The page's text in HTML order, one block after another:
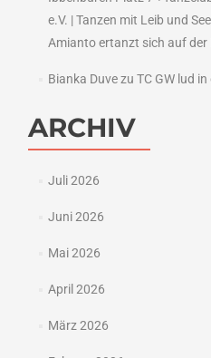
e.V. | Tanzen mit Leib und
Amianto ertanzt sich auf der
Bianka Duvezu TC GW lud
ARCHIV
Juli 2026
Juni 2026
Mai 2026
April 2026
März 2026